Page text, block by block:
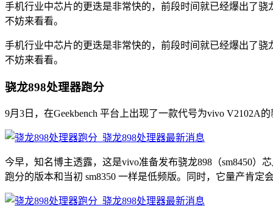
手机行业中芯片的更迭是非常快的，前段时间就已经爆出了
不妨来看看。
手机行业中芯片的更迭是非常快的，前段时间就已经爆出了
不妨来看看。
骁龙898处理器跑分
9月3日，在Geekbench 平台上出现了一款代号为vivo V2102A
今早，知名博主透露，这是vivo准备发布骁龙898（sm8450）
跑分的版本和当初 sm8350 一样是低频版。同时，它量产肯